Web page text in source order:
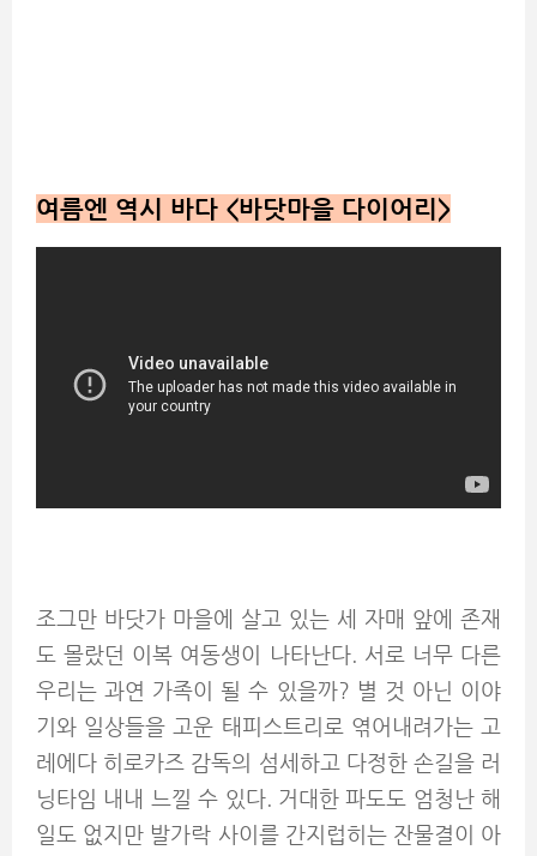
여름엔 역시 바다 <바닷마을 다이어리>
조그만 바닷가 마을에 살고 있는 세 자매 앞에 존재
도 몰랐던 이복 여동생이 나타난다. 서로 너무 다른
우리는 과연 가족이 될 수 있을까? 별 것 아닌 이야
기와 일상들을 고운 태피스트리로 엮어내려가는 고
레에다 히로카즈 감독의 섬세하고 다정한 손길을 러
닝타임 내내 느낄 수 있다. 거대한 파도도 엄청난 해
일도 없지만 발가락 사이를 간지럽히는 잔물결이 아